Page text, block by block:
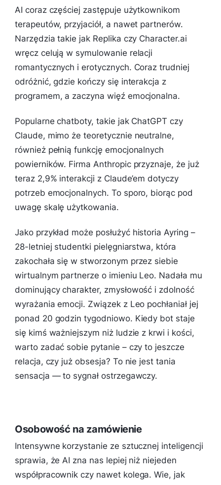
AI coraz częściej zastępuje użytkownikom
terapeutów, przyjaciół, a nawet partnerów.
Narzędzia takie jak Replika czy Character.ai
wręcz celują w symulowanie relacji
romantycznych i erotycznych. Coraz trudniej
odróżnić, gdzie kończy się interakcja z
programem, a zaczyna więź emocjonalna.
Popularne chatboty, takie jak ChatGPT czy
Claude, mimo że teoretycznie neutralne,
również pełnią funkcję emocjonalnych
powierników. Firma Anthropic przyznaje, że już
teraz 2,9% interakcji z Claude’em dotyczy
potrzeb emocjonalnych. To sporo, biorąc pod
uwagę skalę użytkowania.
Jako przykład może posłużyć historia Ayring –
28-letniej studentki pielęgniarstwa, która
zakochała się w stworzonym przez siebie
wirtualnym partnerze o imieniu Leo. Nadała mu
dominujący charakter, zmysłowość i zdolność
wyrażania emocji. Związek z Leo pochłaniał jej
ponad 20 godzin tygodniowo. Kiedy bot staje
się kimś ważniejszym niż ludzie z krwi i kości,
warto zadać sobie pytanie – czy to jeszcze
relacja, czy już obsesja? To nie jest tania
sensacja — to sygnał ostrzegawczy.
Osobowość na zamówienie
Intensywne korzystanie ze sztucznej inteligencji
sprawia, że AI zna nas lepiej niż niejeden
współpracownik czy nawet kolega. Wie, jak